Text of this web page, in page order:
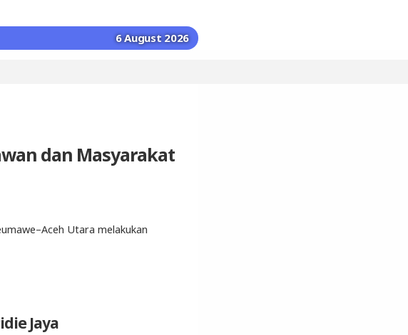
6 August 2026
dan Masyarakat
Utara melakukan
Jaya